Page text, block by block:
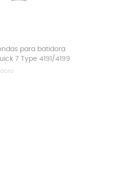
para batidora
7 Type 4191/4199